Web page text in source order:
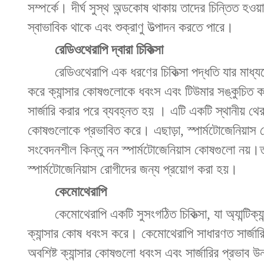
সম্পর্কে। দীর্ঘ সুস্থ অন্ডকোষ থাকায় তাদের চিন্তিত
স্বাভাবিক থাকে এবং শুক্রাণু উত্পাদন করতে পারে।
রেডিওথেরাপি দ্বারা চিকিত্সা
রেডিওথেরাপি এক ধরণের চিকিত্সা পদ্ধতি যার
করে ক্যান্সার কোষগুলোকে ধবংস এবং টিউমার সঙ্কুচিত
সার্জারি করার পরে ব্যবহ্নত হয় । এটি একটি স্থানীয়
কোষগুলোকে প্রভাবিত করে। এছাড়া,
সংবেদনশীল কিন্তু নন স্পার্মটোজেনিয়াস কোষগুলো
স্পার্মটোজেনিয়াস রোগীদের জন্য প্রয়োগ করা হয়।
কেমোথেরাপি
কেমোথেরাপি একটি সুসংগঠিত চিকিত্সা, যা
ক্যান্সার কোষ ধবংস করে। কেমোথেরাপি সাধারণত
অবশিষ্ট ক্যান্সার কোষগুলো ধবংস এবং সার্জারির প্রভাব